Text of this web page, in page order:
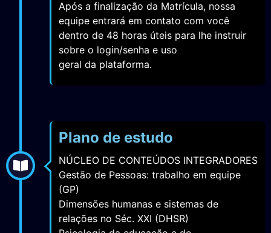
equipe entrará em contato com você
dentro de 48 horas úteis para lhe instruir
sobre o login/senha e uso
geral da plataforma.
Plano de estudo
NÚCLEO DE CONTEÚDOS INTEGRADORES
Gestão de Pessoas: trabalho em equipe
(GP)
Dimensões humanas e sistemas de
relações no Séc. XXI (DHSR)
Psicologia da educação e do